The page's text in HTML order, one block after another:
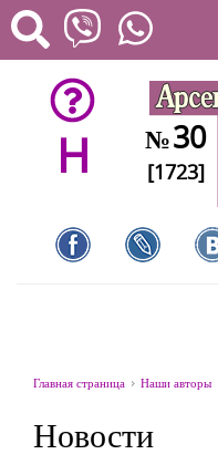
H №30
[1723]
Главная страница Наши авторы
Новости